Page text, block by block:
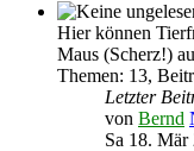
Hier können
Maus (Scherz!)
Themen: 13,
Letzter
von Bernd
Sa 18. Mär